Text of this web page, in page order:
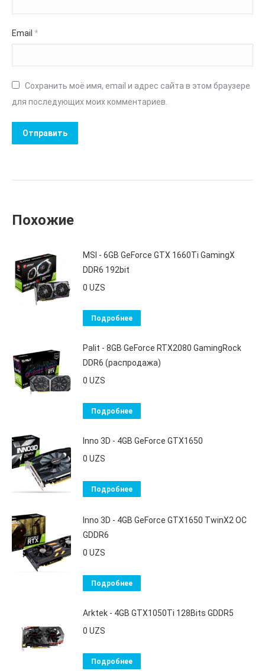
Email *
Сохранить моё имя, email и адрес сайта в этом браузере
для последующих моих комментариев.
Похожие
MSI - 6GB GeForce GTX 1660Ti GamingX
DDR6 192bit
0 UZS
Подробнее
Palit - 8GB GeForce RTX2080 GamingRock
DDR6 (распродажа)
0 UZS
Подробнее
Inno 3D - 4GB GeForce GTX1650
0 UZS
Подробнее
Inno 3D - 4GB GeForce GTX1650 TwinX2 OC
GDDR6
0 UZS
Подробнее
Arktek - 4GB GTX1050Ti 128Bits GDDR5
0 UZS
Подробнее